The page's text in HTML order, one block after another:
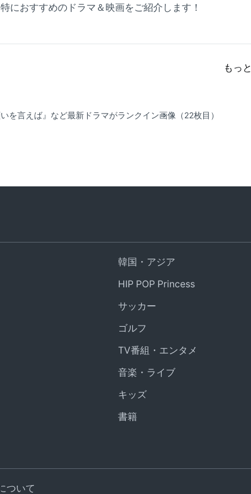
におすすめのドラマ＆映画をご紹介します！
もっ
を言えば』など最新ドラマがランクイン画像（22枚目）
韓国・アジア
HIP POP Princess
サッカー
ゴルフ
TV番組・エンタメ
音楽・ライブ
キッズ
書籍
ついて